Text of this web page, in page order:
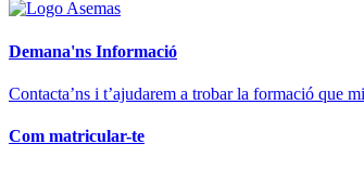
Demana'ns Informació
Contacta’ns i t’ajudarem a trobar la formació que
Com matricular-te